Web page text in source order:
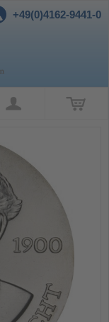
+49(0)4162-9441-0